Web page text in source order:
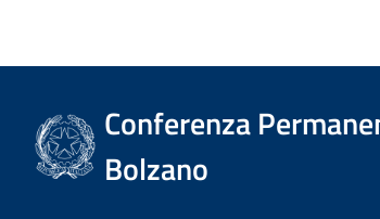
Conferenza
Bolzano